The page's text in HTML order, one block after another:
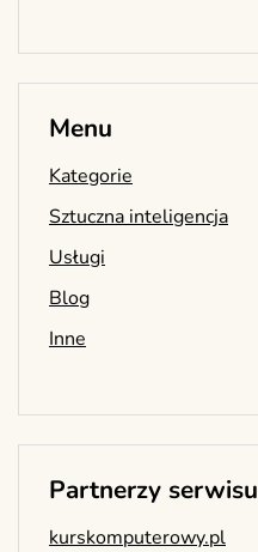
Menu
Kategorie
Sztuczna inteligencja
Usługi
Blog
Inne
Partnerzy serwisu
kurskomputerowy.pl